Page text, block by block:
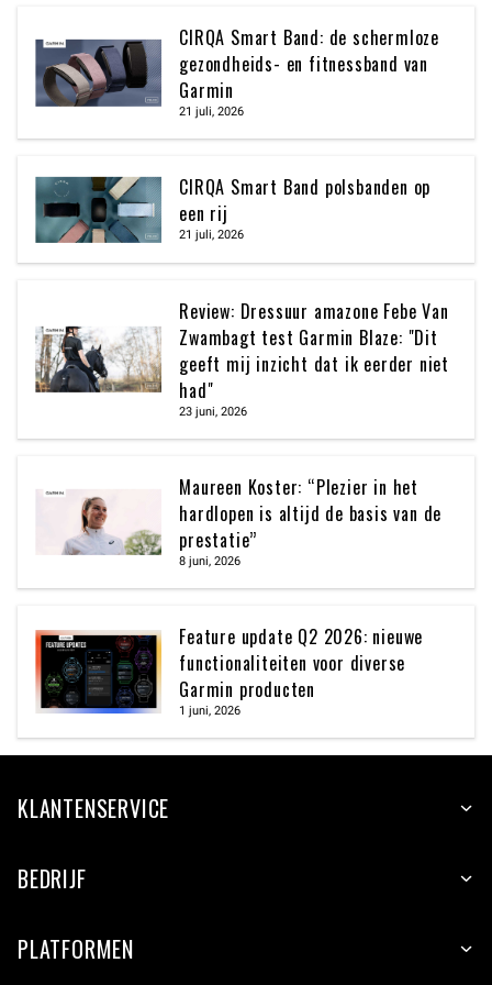
CIRQA Smart Band: de schermloze
gezondheids- en fitnessband van
Garmin
21 juli, 2026
CIRQA Smart Band polsbanden op
een rij
21 juli, 2026
Review: Dressuur amazone Febe Van
Zwambagt test Garmin Blaze: "Dit
geeft mij inzicht dat ik eerder niet
had"
23 juni, 2026
Maureen Koster: “Plezier in het
hardlopen is altijd de basis van de
prestatie”
8 juni, 2026
Feature update Q2 2026: nieuwe
functionaliteiten voor diverse
Garmin producten
1 juni, 2026
KLANTENSERVICE
BEDRIJF
PLATFORMEN